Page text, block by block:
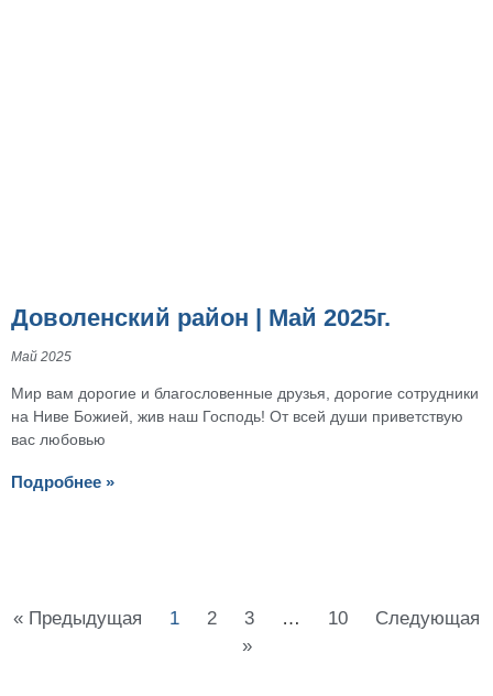
Доволенский район | Май 2025г.
Май 2025
Мир вам дорогие и благословенные друзья, дорогие сотрудники
на Ниве Божией, жив наш Господь! От всей души приветствую
вас любовью
Подробнее »
« Предыдущая 1 2 3 … 10
Следующая
»